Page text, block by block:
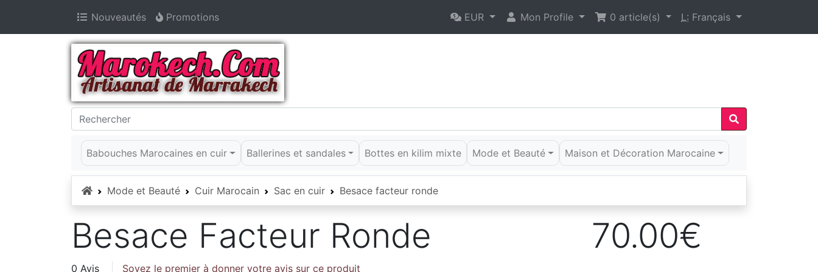
Nouveautés Promotions EUR Mon Profile 0 article(s) L: Français
Babouches Marocaines en cuir Ballerines et sandales Bottes en kilim mixte Mode et Beauté Maison et Décoration Marocaine
AccueilMode et Beauté Cuir Marocain Sac en cuir Besace facteur ronde
Besace Facteur Ronde 70.00€
0 Avis Soyez le premier à donner votre avis sur ce produit